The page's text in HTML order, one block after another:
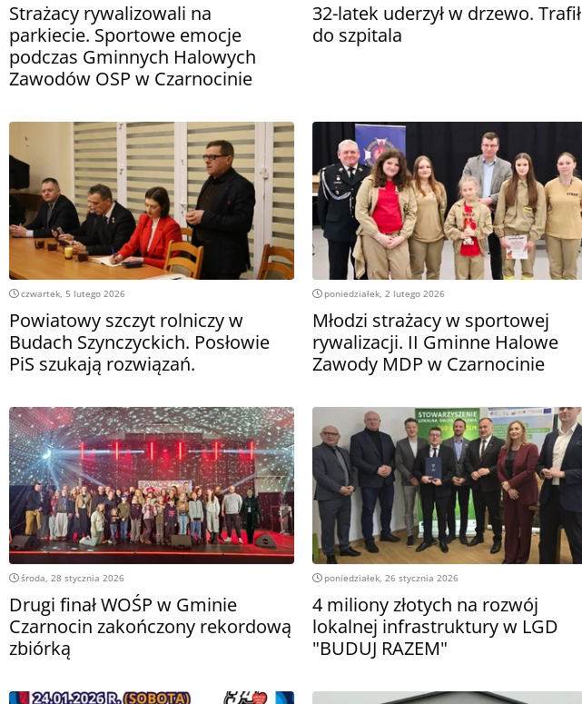
Strażacy rywalizowali na
parkiecie. Sportowe emocje
podczas Gminnych Halowych
Zawodów OSP w Czarnocinie
32-latek uderzył w drzewo. Trafił
do szpitala
czwartek, 5 lutego 2026
Powiatowy szczyt rolniczy w
Budach Szynczyckich. Posłowie
PiS szukają rozwiązań.
poniedziałek, 2 lutego 2026
Młodzi strażacy w sportowej
rywalizacji. II Gminne Halowe
Zawody MDP w Czarnocinie
środa, 28 stycznia 2026
Drugi finał WOŚP w Gminie
Czarnocin zakończony rekordową
zbiórką
poniedziałek, 26 stycznia 2026
4 miliony złotych na rozwój
lokalnej infrastruktury w LGD
"BUDUJ RAZEM"